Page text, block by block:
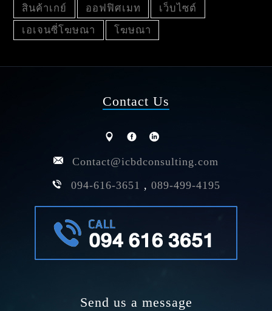
สินค้าเกย์
ออฟฟิศเมท
เว็บไซต์
เอเจนซี่โฆษณา
โฆษณา
Contact Us
Contact@icbdconsulting.com
094-616-3651 , 089-499-4195
Send us a message